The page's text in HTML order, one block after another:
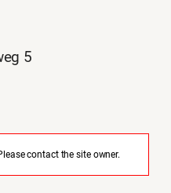
5
contact the site owner.